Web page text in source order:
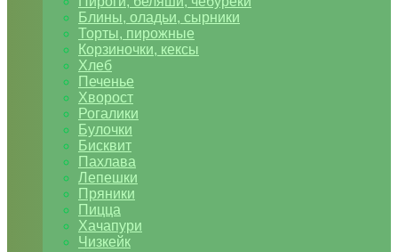
Блины, оладьи, сырники
Торты, пирожные
Корзиночки, кексы
Хлеб
Печенье
Хворост
Рогалики
Булочки
Бисквит
Пахлава
Лепешки
Пряники
Пицца
Хачапури
Чизкейк